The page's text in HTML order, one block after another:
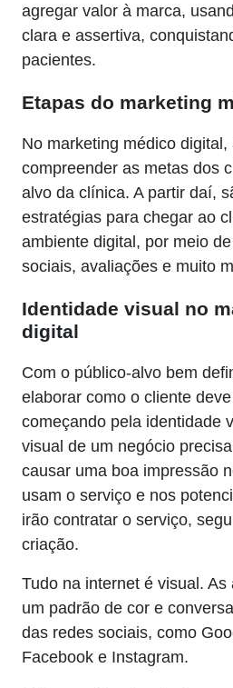
agregar valor à marca,
clara e assertiva,
pacientes.
Etapas do marketing
No marketing médico
compreender as metas dos
alvo da clínica. A partir daí,
estratégias para chegar ao
ambiente digital, por meio
sociais, avaliações e muito
Identidade visual no
digital
Com o público-alvo bem
elaborar como o cliente
começando pela identidade
visual de um negócio
causar uma boa impressão
usam o serviço e nos
irão contratar o serviço,
criação.
Tudo na internet é visual.
um padrão de cor e
das redes sociais, como
Facebook e Instagram.